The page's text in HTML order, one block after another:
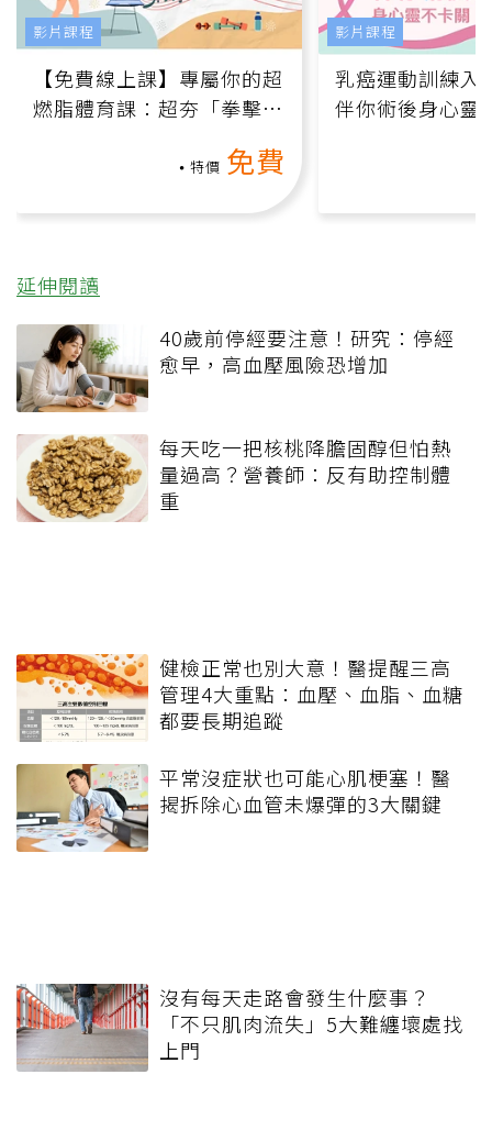
【免費線上課】專屬你的超
燃脂體育課：超夯「拳擊有
特價 免費
影片課程
乳癌運動訓練入
伴你術後身心靈
影片課程
延伸閱讀
40歲前停經要注意！研究：停經
愈早，高血壓風險恐增加
每天吃一把核桃降膽固醇但怕熱
量過高？營養師：反有助控制體
重
健檢正常也別大意！醫提醒三高
管理4大重點：血壓、血脂、血糖
都要長期追蹤
平常沒症狀也可能心肌梗塞！醫
揭拆除心血管未爆彈的3大關鍵
沒有每天走路會發生什麼事？
「不只肌肉流失」5大難纏壞處找
上門